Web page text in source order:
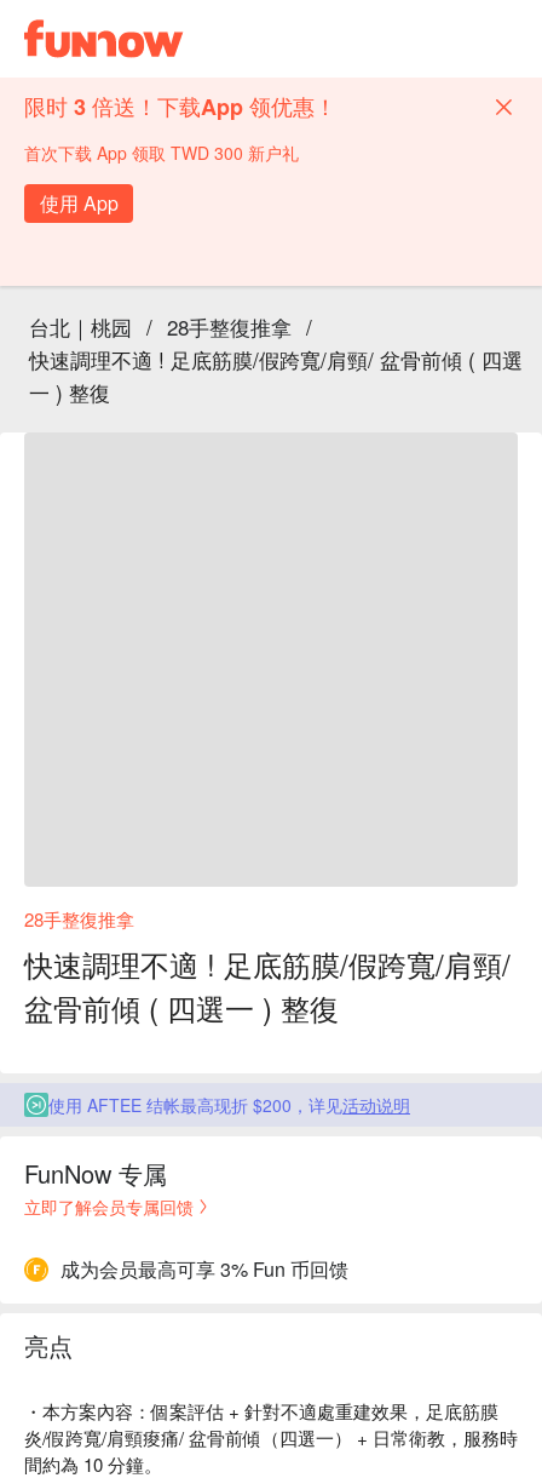
限时 3 倍送！下载App 领优惠！
首次下载 App 领取 TWD 300 新户礼
使用 App
台北｜桃园 / 28手整復推拿 /
快速調理不適 ! 足底筋膜/假跨寬/肩頸/ 盆骨前傾 ( 四選
一 ) 整復
28手整復推拿
快速調理不適 ! 足底筋膜/假跨寬/肩頸/
盆骨前傾 ( 四選一 ) 整復
使用 AFTEE 结帐最高现折 $200，详见活动说明
FunNow 专属
立即了解会员专属回馈
成为会员最高可享 3% Fun 币回馈
亮点
・本方案內容：個案評估 + 針對不適處重建效果，足底筋膜
炎/假跨寬/肩頸痠痛/ 盆骨前傾（四選一） + 日常衛教，服務時
間約為 10 分鐘。